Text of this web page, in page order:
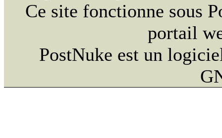
Ce site fonctionne sous
portail
PostNuke est un